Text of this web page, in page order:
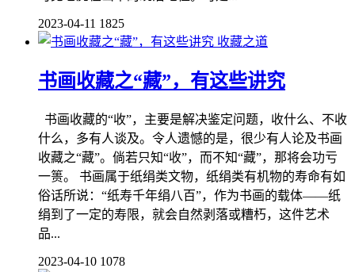
2023-04-11 1825
收藏之道
书画收藏之“藏”，有这些讲究
书画收藏的“收”，主要是解决鉴定问题，收什么、不收
什么，多有人谈及。令人遗憾的是，很少有人论及书画
收藏之“藏”。倘若只知“收”，而不知“藏”，那将会功亏
一篑。 书画属于纸绢类文物，纸绢类有机物的寿命有如
俗话所说：“纸寿千年绢八百”，作为书画的载体——纸
绢到了一定的寿限，就会自然剥落或糟朽，这件艺术
品...
2023-04-10 1078